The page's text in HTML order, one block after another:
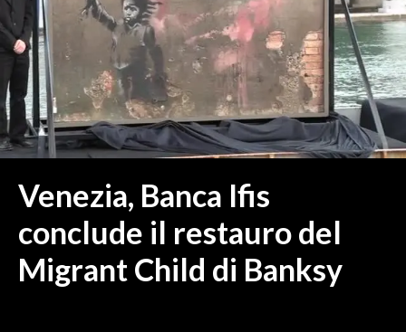
MEDIO CAMPIDANO
ORISTANO E PROVINCIA
SASSARI E PROVINCIA
GALLURA
NUORO E PROVINCIA
OGLIASTRA
ITALIA
MONDO
Venezia, Banca Ifis
conclude il restauro del
Migrant Child di Banksy